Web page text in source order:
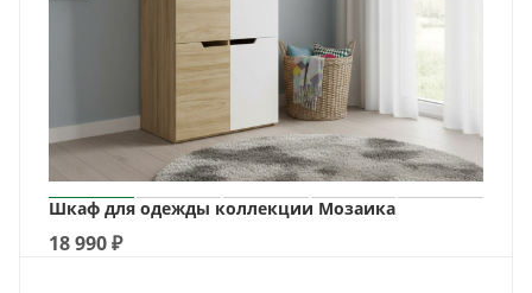
Шкаф для одежды коллекции Мозаика
18 990₽